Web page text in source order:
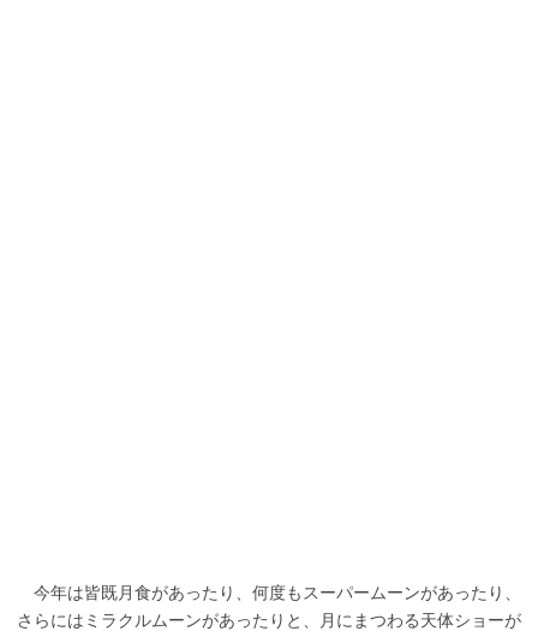
今年は皆既月食があったり、何度もスーパームーンがあったり、
さらにはミラクルムーンがあったりと、月にまつわる天体ショーが